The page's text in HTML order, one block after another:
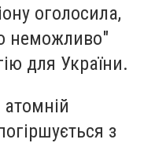
оголосила,
неможливо"
для України.
з